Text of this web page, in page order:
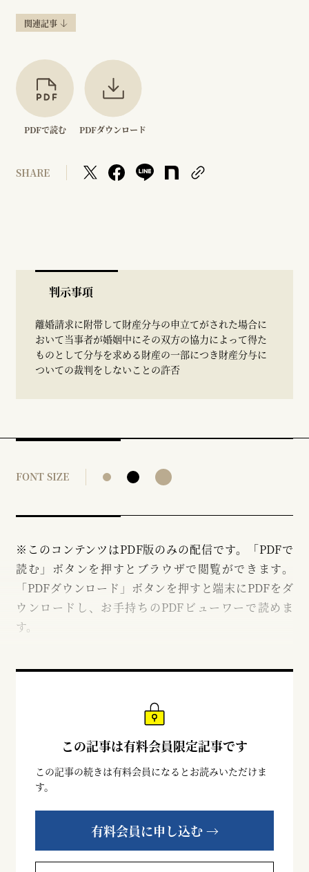
関連記事
PDFで読む PDFダウンロード
SHARE
判示事項
離婚請求に附帯して財産分与の申立てがされた場合に
おいて当事者が婚姻中にその双方の協力によって得た
ものとして分与を求める財産の一部につき財産分与に
ついての裁判をしないことの許否
FONT SIZE
※このコンテンツはPDF版のみの配信です。「PDFで
読む」ボタンを押すとブラウザで閲覧ができます。
「PDFダウンロード」ボタンを押すと端末にPDFをダ
ウンロードし、お手持ちのPDFビューワーで読めま
す。
この記事は有料会員限定記事です
この記事の続きは有料会員になるとお読みいただけま
す。
有料会員に申し込む →